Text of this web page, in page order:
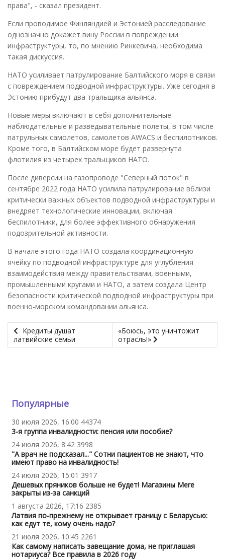
права", - сказал президент.
Если проводимое Финляндией и Эстонией расследование
однозначно докажет вину России в повреждении
инфраструктуры, то, по мнению Ринкевича, необходима
такая дискуссия.
НАТО усиливает патрулирование Балтийского моря в связи
с повреждением подводной инфраструктуры. Уже сегодня в
Эстонию прибудут два тральщика альянса.
Новые меры включают в себя дополнительные
наблюдательные и разведывательные полеты, в том числе
патрульных самолетов, самолетов AWACS и беспилотников.
Кроме того, в Балтийском море будет развернута
флотилия из четырех тральщиков НАТО.
После диверсии на газопроводе "Северный поток" в
сентябре 2022 года НАТО усилила патрулирование вблизи
критически важных объектов подводной инфраструктуры и
внедряет технологические инновации, включая
беспилотники, для более эффективного обнаружения
подозрительной активности.
В начале этого года НАТО создала координационную
ячейку по подводной инфраструктуре для углубления
взаимодействия между правительствами, военными,
промышленными кругами и НАТО, а затем создала Центр
безопасности критической подводной инфраструктуры при
военно-морском командовании альянса.
Кредиты душат
латвийские семьи
«Боюсь, это уничтожит
отрасль!»
Популярные
30 июля 2026, 16:00 44374
3-я группа инвалидности: пенсия или пособие?
24 июля 2026, 8:42 3998
"А врач не подсказал..." Сотни пациентов не знают, что
имеют право на инвалидность!
24 июля 2026, 15:01 3917
Дешевых пряников больше не будет! Магазины Mere
закрыты из-за санкций
1 августа 2026, 17:16 2385
Латвия по-прежнему не открывает границу с Беларусью:
как едут те, кому очень надо?
21 июля 2026, 10:45 2261
Как самому написать завещание дома, не приглашая
нотариуса? Все правила в 2026 году